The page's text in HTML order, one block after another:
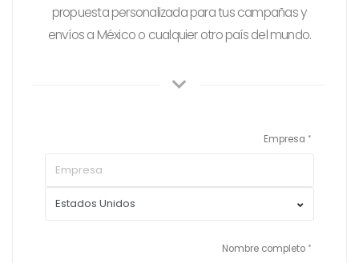
propuesta personalizada para tus campañas y
envíos a México o cualquier otro país del mundo.
Empresa
Nombre completo